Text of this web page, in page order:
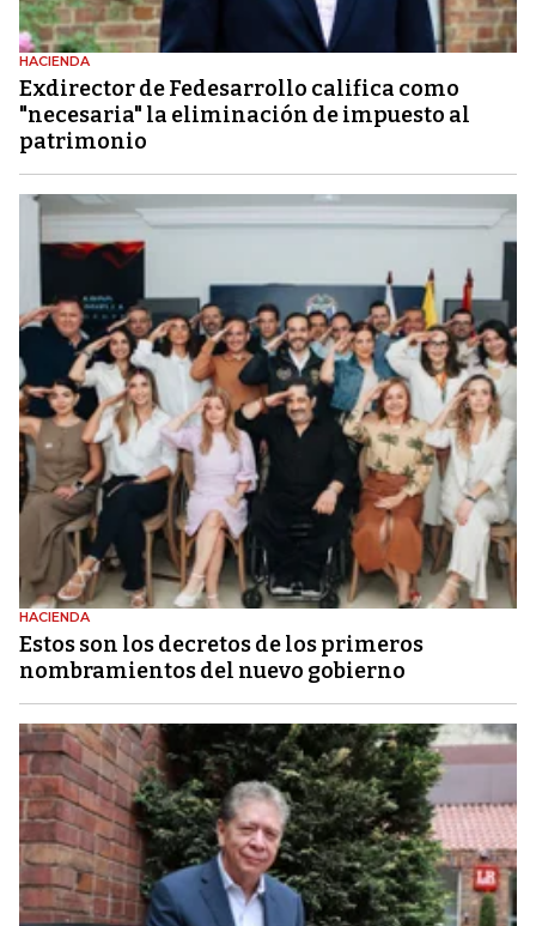
HACIENDA
Exdirector de Fedesarrollo califica como
"necesaria" la eliminación de impuesto al
patrimonio
HACIENDA
Estos son los decretos de los primeros
nombramientos del nuevo gobierno